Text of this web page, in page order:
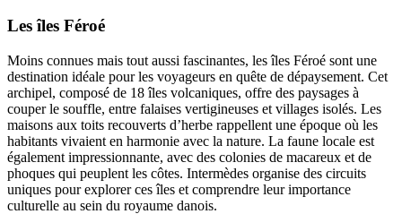
Les îles Féroé
Moins connues mais tout aussi fascinantes, les îles Féroé sont une
destination idéale pour les voyageurs en quête de dépaysement. Cet
archipel, composé de 18 îles volcaniques, offre des paysages à
couper le souffle, entre falaises vertigineuses et villages isolés. Les
maisons aux toits recouverts d’herbe rappellent une époque où les
habitants vivaient en harmonie avec la nature. La faune locale est
également impressionnante, avec des colonies de macareux et de
phoques qui peuplent les côtes. Intermèdes organise des circuits
uniques pour explorer ces îles et comprendre leur importance
culturelle au sein du royaume danois.